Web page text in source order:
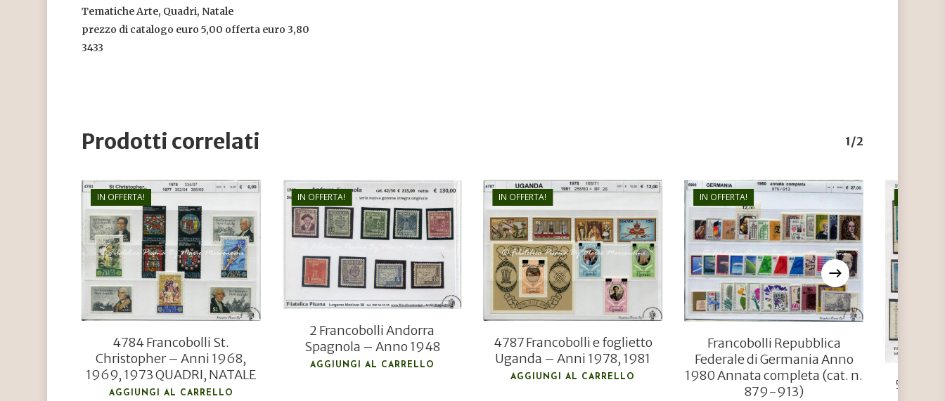
Tematiche Arte, Quadri, Natale
prezzo di catalogo euro 5,00 offerta euro 3,80
3433
Prodotti correlati 1/2
IN OFFERTA!
€5,00
€3,80
4784 Francobolli St.
Christopher – Anni 1968,
1969, 1973 QUADRI, NATALE
AGGIUNGI AL CARRELLO
IN OFFERTA!
€ 130,00
€90,00
2 Francobolli Andorra
Spagnola – Anno 1948
AGGIUNGI AL CARRELLO
IN OFFERTA!
€12,00
€8,30
4787 Francobolli e foglietto
Uganda – Anni 1978, 1981
AGGIUNGI AL CARRELLO
IN OFFERTA!
€46,80
€31,50
Francobolli Repubblica
Federale di Germania Anno
1980 Annata completa (cat. n.
879-913)
5